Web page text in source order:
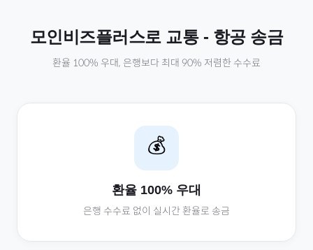
모인비즈플러스로 교통- 항공송금
환율 100% 우대, 은행보다 최대 90% 저렴한 수수료
💰
환율 100% 우대
은행 수수료 없이 실시간 환율로 송금